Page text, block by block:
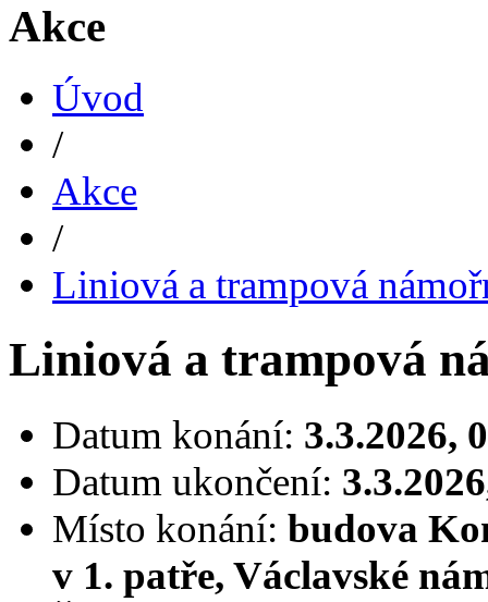
Akce
Úvod
/
Akce
/
Liniová a trampová
Liniová a trampová
Datum konání: 3.3.2026,
Datum ukončení:
Místo konání: budova
v 1. patře, Václavské